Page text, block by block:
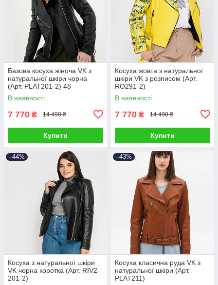
Базова косуха жіноча VK з
натуральної шкіри чорна
(Арт. PLAT201-2) 48
В наявності
7 770 ₴ 14 490 ₴
Купити
Косуха жовта з натуральної
шкіри VK з розписом (Арт.
RO291-2)
В наявності
7 770 ₴ 14 490 ₴
Купити
–44%
Косуха з натуральної шкіри
VK чорна коротка (Арт. RIV2-
201-2)
–43%
Косуха класична руда VK з
натуральної шкіри (Арт.
PLAT211)